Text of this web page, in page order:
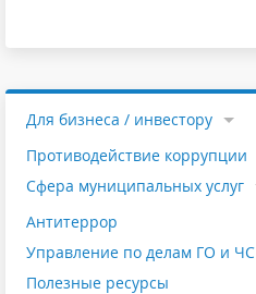
Для бизнеса / инвестору
Противодействие коррупции
Cфера муниципальных услуг
Антитеррор
Управление по делам ГО и ЧС
Полезные ресурсы